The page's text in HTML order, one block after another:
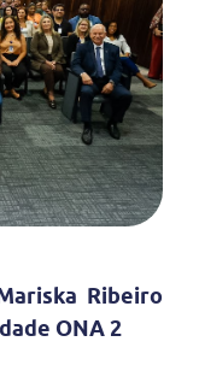
Ribeiro
ONA 2